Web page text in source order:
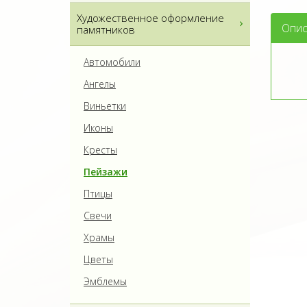
Художественное оформление
памятников
Автомобили
Ангелы
Виньетки
Иконы
Кресты
Пейзажи
Птицы
Свечи
Храмы
Цветы
Эмблемы